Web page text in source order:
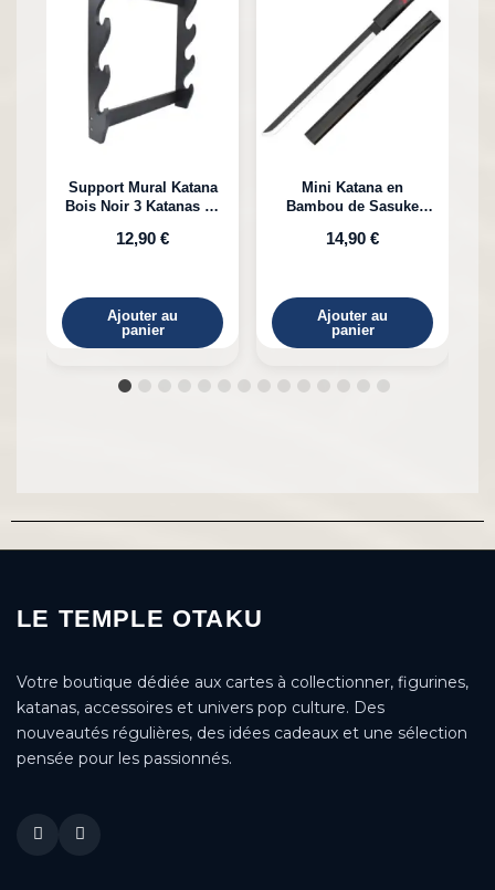
Support Mural Katana
Bois Noir 3 Katanas en
12,90 €
Ajouter au
panier
Mini Katana en
Bambou de Sasuke
14,90 €
Ajouter au
panier
LE TEMPLE OTAKU
Votre boutique dédiée aux cartes à collectionner, figurines,
katanas, accessoires et univers pop culture. Des
nouveautés régulières, des idées cadeaux et une sélection
pensée pour les passionnés.